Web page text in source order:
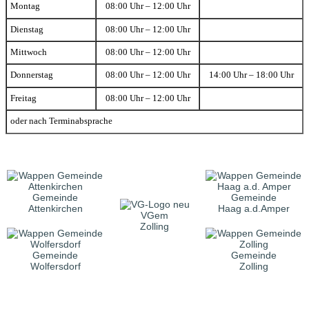
Montag 08:00 Uhr – 12:00 Uhr
Dienstag 08:00 Uhr – 12:00 Uhr
Mittwoch 08:00 Uhr – 12:00 Uhr
Donnerstag 08:00 Uhr – 12:00 Uhr 14:00 Uhr – 18:00 Uhr
Freitag 08:00 Uhr – 12:00 Uhr
oder nach Terminabsprache
Gemeinde
Attenkirchen
VGem
Zolling
Gemeinde
Haag a.d.Amper
Gemeinde
Wolfersdorf
Gemeinde
Zolling